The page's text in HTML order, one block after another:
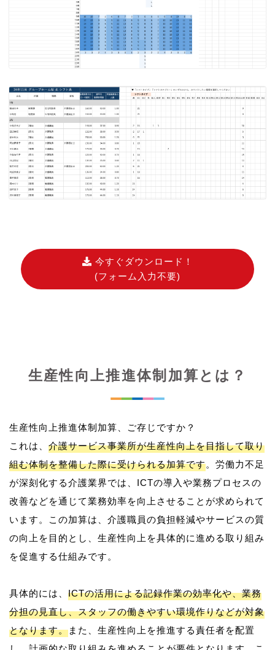
今すぐダウンロード！
(フォーム入力不要)
生産性向上推進体制加算とは？
生産性向上推進体制加算、ご存じですか？
これは、 介護サービス事業所が生産性向上を目指して取り
組む体制を整備した際に受けられる加算です。労働力不足
が深刻化する介護業界では、ICTの導入や業務プロセスの
改善などを通じて業務効率を向上させることが求められて
います。この加算は、介護職員の負担軽減やサービスの質
の向上を目的とし、生産性向上を具体的に進める取り組み
を促進する仕組みです。
具体的には、 ICTの活用による記録作業の効率化や、業務
分担の見直し、スタッフの働きやすい環境作りなどが対象
となります。また、生産性向上を推進する責任者を配置